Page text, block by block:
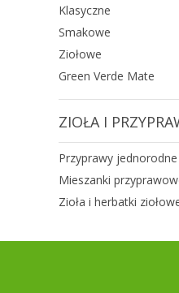
Klasyczne
Smakowe
Ziołowe
Green Verde Mate
ZIOŁA I
Przyprawy jednorodne
Mieszanki
Zioła i herbatki